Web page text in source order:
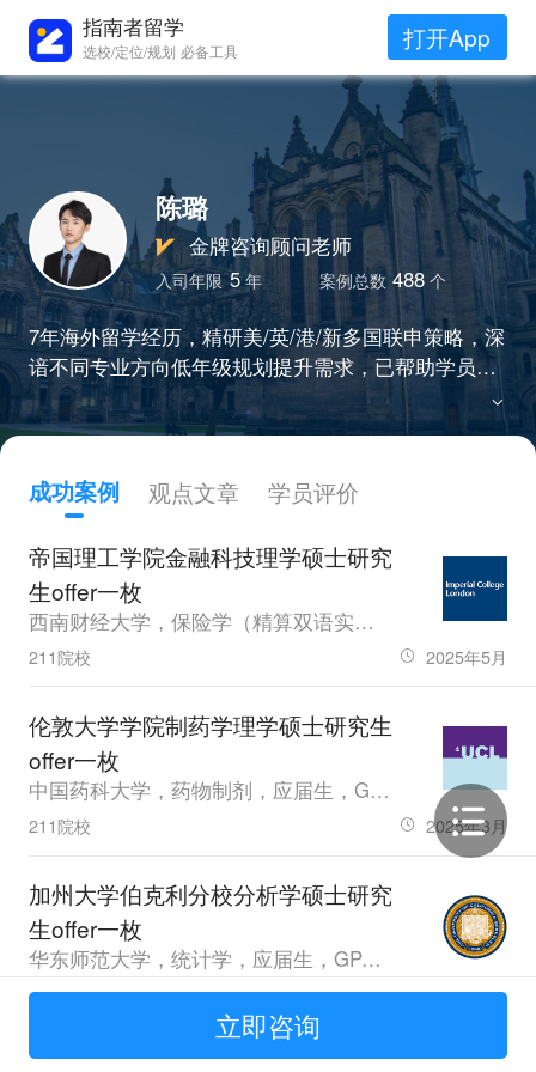
指南者留学
选校/定位/规划 必备工具 打开App
陈璐
金牌咨询顾问老师
入司年限 5年 案例总数 488 个
7年海外留学经历，精研美/英/港/新多国联申策略，深
谙不同专业方向低年级规划提升需求，已帮助学员收
获耶鲁、哥大等藤校及剑桥、IC、LSE等QS50强校的
录取，成功孵化双非逆袭宾大、跨专业攻占帝国理工
成功案例 观点文章
学员评价
帝国理工学院金融科技理学硕士研究
生offer一枚
西南财经大学，保险学（精算双语实验班），已毕业，GPA85，雅思7.0
211院校 2025年5月
伦敦大学学院制药学理学硕士研究生
offer一枚
中国药科大学，药物制剂，应届生，GPA2.91，雅思5.5
211院校 2025年3月
加州大学伯克利分校分析学硕士研究
生offer一枚
华东师范大学，统计学，应届生，GPA90.2，雅思8.0，GRE325.0
985院校 2025年3月
宾夕法尼亚大学统计、测量、评估和
立即咨询